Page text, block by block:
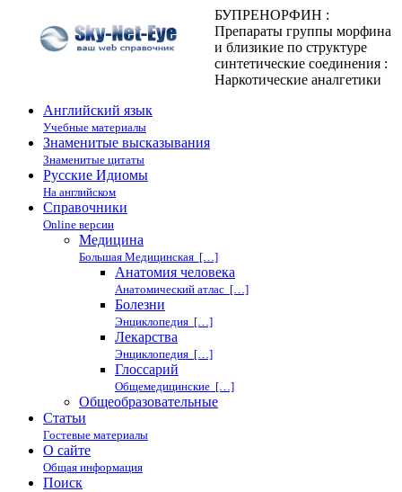
БУПРЕНОРФИН :
Препараты группы морфина
и близикие по структуре
синтетические соединения :
Наркотические аналгетики
Английский язык
Учебные материалы
Знаменитые высказывания
Знаменитые цитаты
Русские Идиомы
На английском
Справочники
Online версии
Медицина
Большая Медицинская […]
Анатомия человека
Анатомический атлас […]
Болезни
Энциклопедия […]
Лекарства
Энциклопедия […]
Глоссарий
Общемедицинские […]
Общеобразовательные
Статьи
Гостевые материалы
О сайте
Общая информация
Поиск